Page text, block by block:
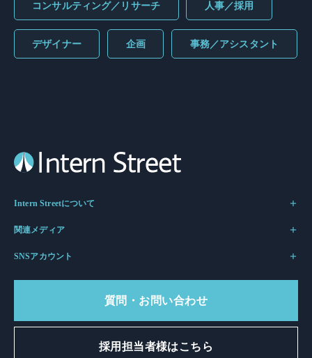
コンサルティング／リサーチ 人事／採用
デザイナー 企画 事務／アシスタント
Intern Streetについて
関連メディア
SNSアカウント
質問・お問い合わせ
採用担当者様はこちら